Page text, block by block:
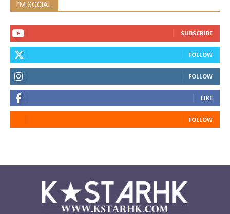
I'M SOCIAL
SUBSCRIBE
FOLLOW
FOLLOW
LIKE
FOLLOW